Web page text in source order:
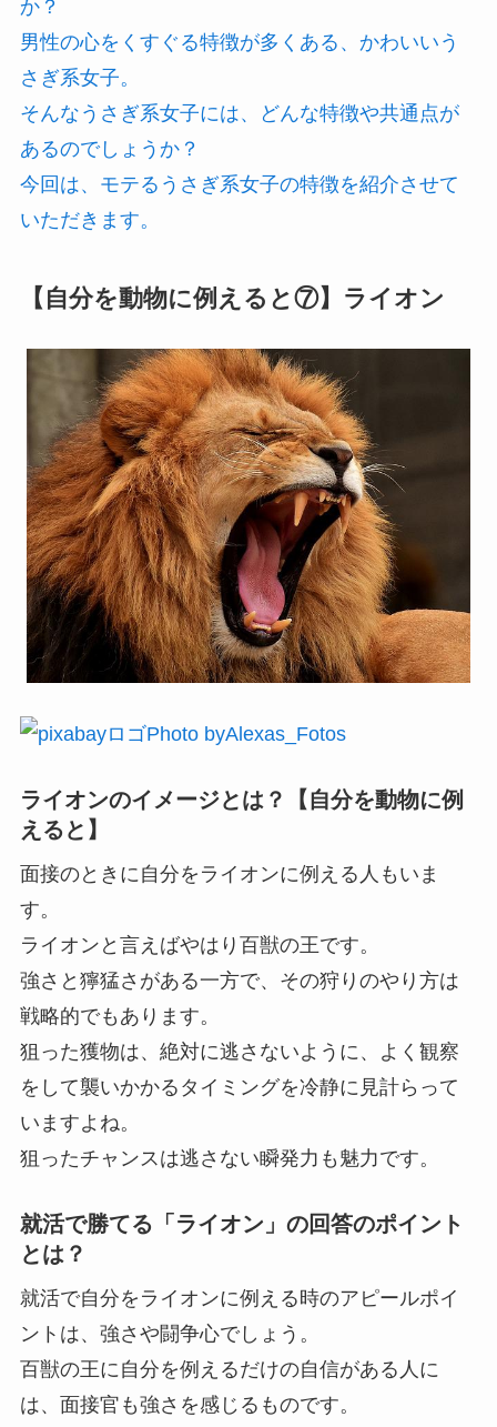
か？
男性の心をくすぐる特徴が多くある、かわいいう
さぎ系女子。
そんなうさぎ系女子には、どんな特徴や共通点が
あるのでしょうか？
今回は、モテるうさぎ系女子の特徴を紹介させて
いただきます。
【自分を動物に例えると⑦】ライオン
Photo byAlexas_Fotos
ライオンのイメージとは？【自分を動物に例
えると】
面接のときに自分をライオンに例える人もいま
す。
ライオンと言えばやはり百獣の王です。
強さと獰猛さがある一方で、その狩りのやり方は
戦略的でもあります。
狙った獲物は、絶対に逃さないように、よく観察
をして襲いかかるタイミングを冷静に見計らって
いますよね。
狙ったチャンスは逃さない瞬発力も魅力です。
就活で勝てる「ライオン」の回答のポイント
とは？
就活で自分をライオンに例える時のアピールポイ
ントは、強さや闘争心でしょう。
百獣の王に自分を例えるだけの自信がある人に
は、面接官も強さを感じるものです。